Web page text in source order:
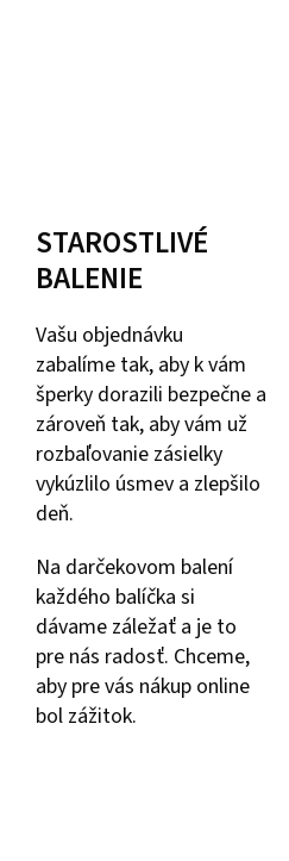
STAROSTLIVÉ
BALENIE
Vašu objednávku
zabalíme tak, aby k vám
šperky dorazili bezpečne a
zároveň tak, aby vám už
rozbaľovanie zásielky
vykúzlilo úsmev a zlepšilo
deň.
Na darčekovom balení
každého balíčka si
dávame záležať a je to
pre nás radosť. Chceme,
aby pre vás nákup online
bol zážitok.